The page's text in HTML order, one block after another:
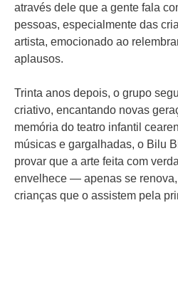
através dele que a gente fala
pessoas, especialmente das
artista, emocionado ao
aplausos.
Trinta anos depois, o grupo
criativo, encantando novas
memória do teatro infantil
músicas e gargalhadas, o Bilu
provar que a arte feita com
envelhece — apenas se
crianças que o assistem pela